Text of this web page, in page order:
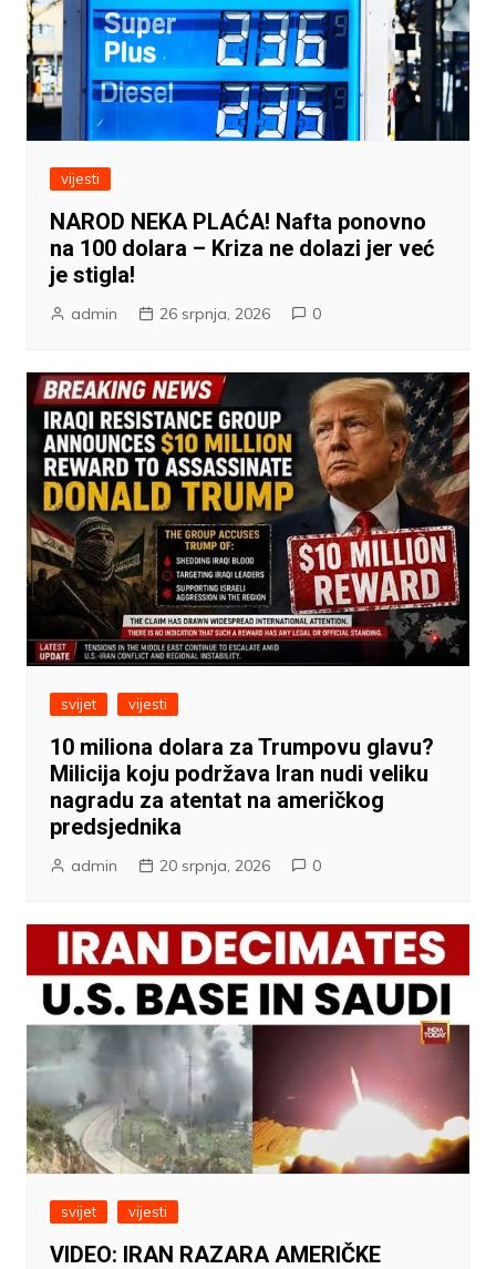
vijesti
NAROD NEKA PLAĆA! Nafta ponovno
na 100 dolara – Kriza ne dolazi jer već
je stigla!
admin 26 srpnja, 2026 0
svijet vijesti
10 miliona dolara za Trumpovu glavu?
Milicija koju podržava Iran nudi veliku
nagradu za atentat na američkog
predsjednika
admin 20 srpnja, 2026 0
svijet vijesti
VIDEO: IRAN RAZARA AMERIČKE